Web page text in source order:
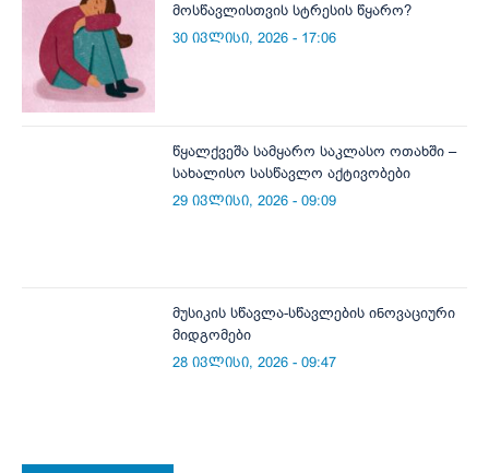
მოსწავლისთვის სტრესის წყარო?
30 ივლისი, 2026 - 17:06
წყალქვეშა სამყარო საკლასო ოთახში –
სახალისო სასწავლო აქტივობები
29 ივლისი, 2026 - 09:09
მუსიკის სწავლა-სწავლების ინოვაციური
მიდგომები
28 ივლისი, 2026 - 09:47